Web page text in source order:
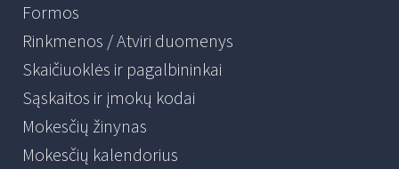
Formos
Rinkmenos / Atviri duomenys
Skaičiuoklės ir pagalbininkai
Sąskaitos ir įmokų kodai
Mokesčių žinynas
Mokesčių kalendorius